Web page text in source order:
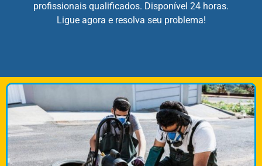
profissionais qualificados. Disponível 24 horas.
Ligue agora e resolva seu problema!